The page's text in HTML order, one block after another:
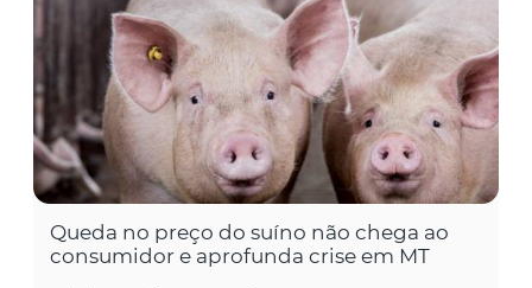
Queda no preço do suíno não chega ao
consumidor e aprofunda crise em MT